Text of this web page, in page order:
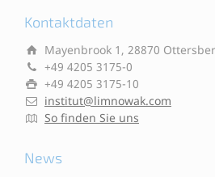
Kontaktdaten
Mayenbrook 1, 28870
+49 4205 3175-0
+49 4205 3175-10
institut@limnowak.com
So finden Sie uns
News